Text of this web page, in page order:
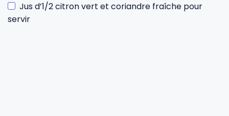
Jus d’1/2 citron vert et coriandre fraîche pour
servir